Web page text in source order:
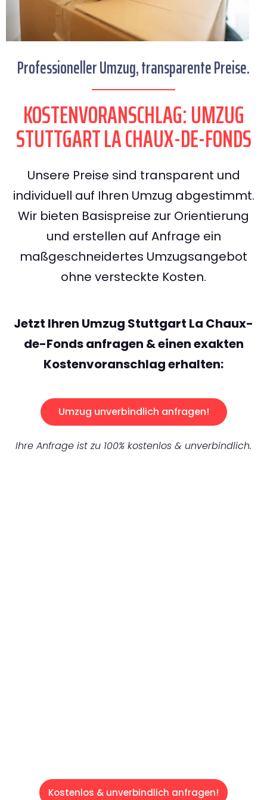
Professioneller Umzug, transparente Preise.
KOSTENVORANSCHLAG: UMZUG
STUTTGART LA CHAUX-DE-FONDS
Unsere Preise sind transparent und
individuell auf Ihren Umzug abgestimmt.
Wir bieten Basispreise zur Orientierung
und erstellen auf Anfrage ein
maßgeschneidertes Umzugsangebot
ohne versteckte Kosten.
Jetzt Ihren Umzug Stuttgart La Chaux-
de-Fonds anfragen & einen exakten
Kostenvoranschlag erhalten:
Umzug unverbindlich anfragen!
Ihre Anfrage ist zu 100% kostenlos & unverbindlich.
Kostenlos & unverbindlich anfragen!